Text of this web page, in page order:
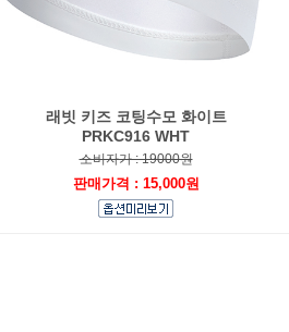
래빗 키즈 코팅수모 화이트
PRKC916 WHT
소비자가 : 19000원
판매가격 : 15,000원